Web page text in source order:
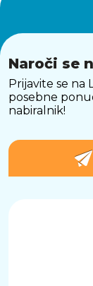
Naroči se
Prijavite se na
posebne
nabiralnik!